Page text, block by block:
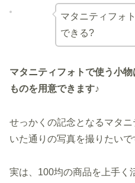
マタニティフォ
できる?
マタニティフォトで使う小
ものを用意できます♪
せっかくの記念となるマタ
いた通りの写真を撮りたいで
実は、100均の商品を上手く